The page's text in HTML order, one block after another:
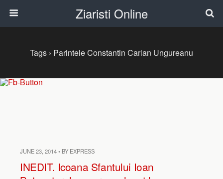
Ziaristi Online
Tags › Parintele Constantin Carlan Ungureanu
JUNE 23, 2014 • BY EXPRESS
INEDIT. Icoana Sfantului Ioan